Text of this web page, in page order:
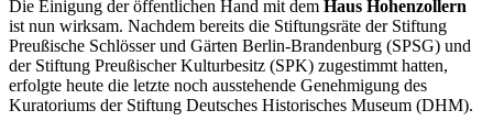
Die Einigung der öffentlichen Hand mit dem Haus Hohenzollern
ist nun wirksam. Nachdem bereits die Stiftungsräte der Stiftung
Preußische Schlösser und Gärten Berlin-Brandenburg (SPSG) und
der Stiftung Preußischer Kulturbesitz (SPK) zugestimmt hatten,
erfolgte heute die letzte noch ausstehende Genehmigung des
Kuratoriums der Stiftung Deutsches Historisches Museum (DHM).